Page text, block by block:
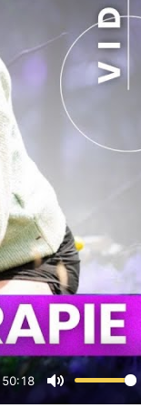
50:18
Mute